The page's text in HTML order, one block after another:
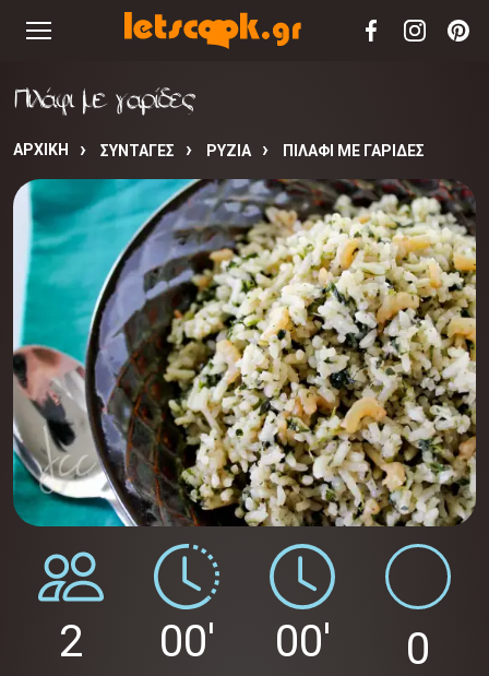
Πιλάφι με γαρίδες
ΑΡΧΙΚΉ ΣΥΝΤΑΓΈΣ ΡΥΖΙΑ ΠΙΛΆΦΙ ΜΕ ΓΑΡΊΔΕΣ
2 00' 00' 0